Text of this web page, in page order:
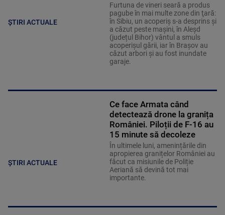
ȘTIRI ACTUALE
Furtuna de vineri seară a produs
pagube în mai multe zone din ţară:
în Sibiu, un acoperiş s-a desprins și
a căzut peste maşini, în Aleşd
(județul Bihor) vântul a smuls
acoperişul gării, iar în Braşov au
căzut arbori şi au fost inundate
garaje.
ȘTIRI ACTUALE
Ce face Armata când
detectează drone la granița
României. Piloții de F-16 au
15 minute să decoleze
În ultimele luni, amenințările din
apropierea granițelor României au
făcut ca misiunile de Poliție
Aeriană să devină tot mai
importante.